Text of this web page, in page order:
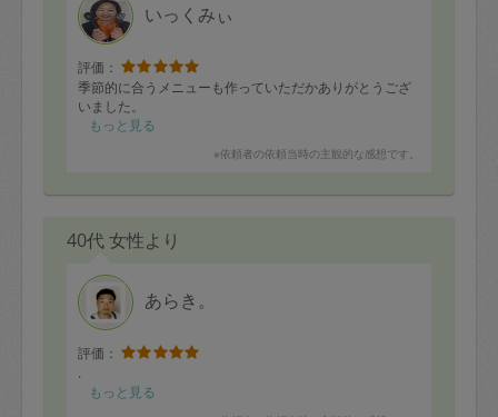
いっくみぃ
評価：
季節的に合うメニューも作っていただかありがとうござ
いました。
もっと見る
※依頼者の依頼当時の主観的な感想です。
40代 女性より
あらき。
評価：
.
もっと見る